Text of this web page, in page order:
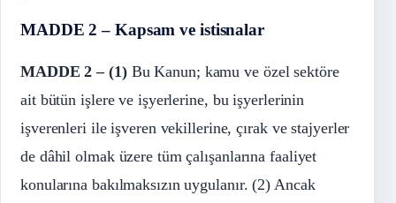
MADDE 2 – Kapsam ve istisnalar
MADDE 2 –(1)Bu Kanun; kamu ve özel sektöre
ait bütün işlere ve işyerlerine, bu işyerlerinin
işverenleri ile işveren vekillerine, çırak ve stajyerler
de dâhil olmak üzere tüm çalışanlarına faaliyet
konularına bakılmaksızın uygulanır. (2) Ancak